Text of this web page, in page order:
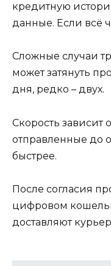
кредитную
данные. Если всё
Сложные случаи
может затянуть
дня, редко – двух.
Скорость зависит
отправленные до
быстрее.
После согласия
цифровом
доставляют